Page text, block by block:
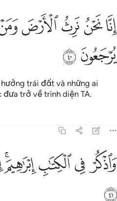
انا نحن نرث الارض ومن عليها والينا
إِنَّا نَحْنُ نَرِثُ ٱلْأَرْضَ وَمَنْ عَلَيْهَا وَإِلَيْنَا
ﱎﱏﱐﱑ
ﱕﱖ
trái đất và những ai
trở về trình diện TA.
واذكر في الكتاب ابراهيم انه كان صديقا
وَٱذْكُرْ فِى ٱلْكِتَـٰبِ إِبْرَٰهِيمَ ۚ إِنَّهُۥ كَانَ
ﱗﱘﱙﱚﱛ
ﱠ